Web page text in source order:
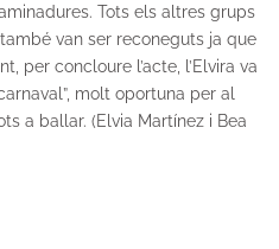
Tots els altres grups
van ser reconeguts ja que
per concloure l’acte, l’Elvira va
molt oportuna per al
a ballar. (Elvia Martínez i Bea